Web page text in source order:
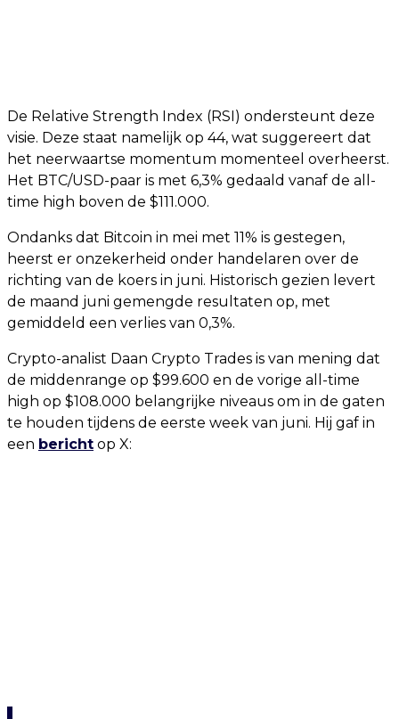
De Relative Strength Index (RSI) ondersteunt deze
visie. Deze staat namelijk op 44, wat suggereert dat
het neerwaartse momentum momenteel overheerst.
Het BTC/USD-paar is met 6,3% gedaald vanaf de all-
time high boven de $111.000.
Ondanks dat Bitcoin in mei met 11% is gestegen,
heerst er onzekerheid onder handelaren over de
richting van de koers in juni. Historisch gezien levert
de maand juni gemengde resultaten op, met
gemiddeld een verlies van 0,3%.
Crypto-analist Daan Crypto Trades is van mening dat
de middenrange op $99.600 en de vorige all-time
high op $108.000 belangrijke niveaus om in de gaten
te houden tijdens de eerste week van juni. Hij gaf in
een bericht op X: